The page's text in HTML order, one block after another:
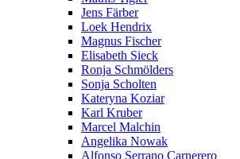
Jens Färber
Loek Hendrix
Magnus Fischer
Elisabeth Sieck
Ronja Schmölders
Sonja Scholten
Kateryna Koziar
Karl Kruber
Marcel Malchin
Angelika Nowak
Alfonso Serrano Carnerero